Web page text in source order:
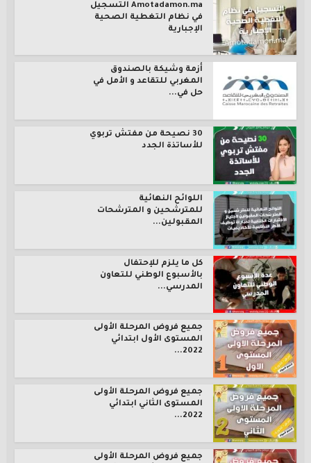
Amotadamon.ma التسجيل
في نظام التغطية الصحية
الإجبارية
أزمة وشيكة بالصندوق
المغربي للتقاعد و الأمل في
حل في...
30 نصيحة من مفتش تربوي
للأساتذة الجدد
اللوائح النهائية
للمترشحين و المترشحات
المقبولين...
كل ما يلزم للإحتفال
بالأسبوع الوطني للتعاون
المدرسي...
جميع فروض المرحلة الأولى
المستوى الأول ابتدائي
2022...
جميع فروض المرحلة الأولى
المستوى الثاني ابتدائي
2022...
جميع فروض المرحلة الأولى